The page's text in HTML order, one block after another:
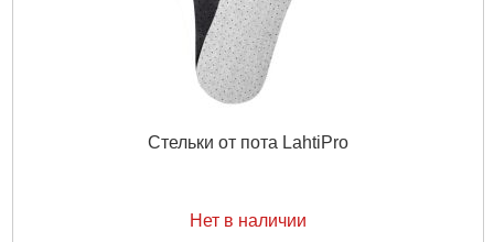
Стельки от пота LahtiPro
Нет в наличии